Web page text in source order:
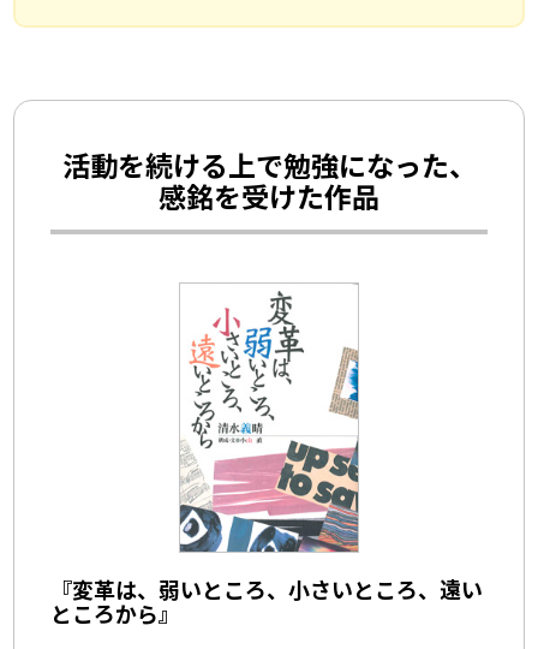
活動を続ける上で勉強になった、
感銘を受けた作品
『変革は、弱いところ、小さいところ、遠い
ところから』